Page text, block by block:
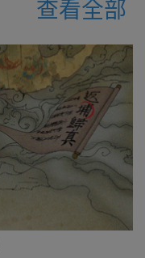
查看全部